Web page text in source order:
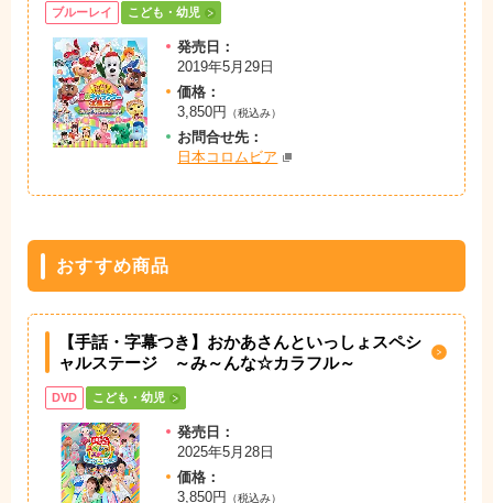
ブルーレイ こども・幼児
発売日：
2019年5月29日
価格：
3,850円
（税込み）
お問合せ先：
日本コロムビア
おすすめ商品
【手話・字幕つき】おかあさんといっしょスペシ
ャルステージ ～み～んな☆カラフル～
DVD こども・幼児
発売日：
2025年5月28日
価格：
3,850円
（税込み）